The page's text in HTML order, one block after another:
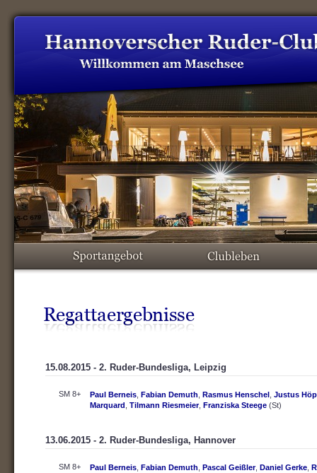
15.08.2015 - 2. Ruder-Bundesliga, Leipzig
SM 8+ Paul Berneis Fabian Demuth Rasmus Henschel Justus
Marquard Tilmann Riesmeier, Franziska Steege (St)
13.06.2015 - 2. Ruder-Bundesliga, Hannover
SM 8+ Paul Berneis Fabian Demuth Pascal Geißler, Daniel Gerke